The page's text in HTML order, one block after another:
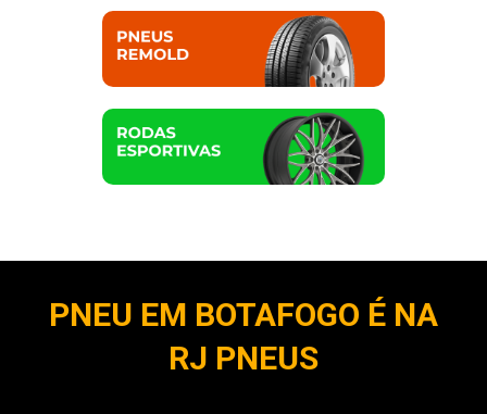
PNEU EM BOTAFOGO É NA
RJ PNEUS